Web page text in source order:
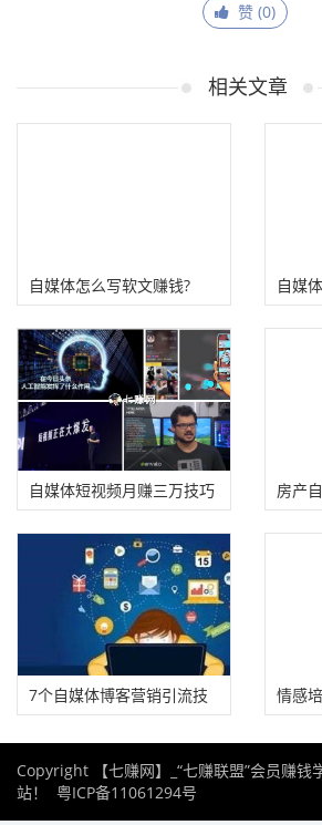
赞 (0)
相关文章
自媒体怎么写软文赚钱?
自媒
（4个
自媒体短视频月赚三万技巧 房产
7个自媒体博客营销引流技
情感
Copyright 【七赚网】_“七赚联盟”会员赚钱
站！ 粤ICP备11061294号